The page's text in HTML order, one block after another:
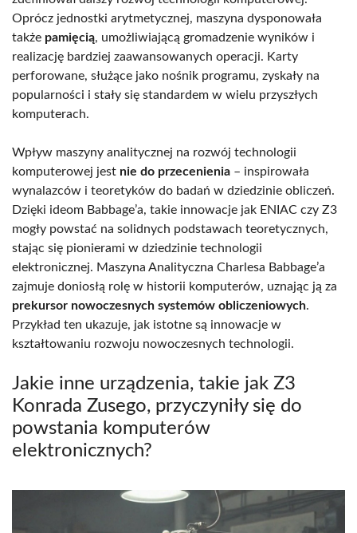
Oprócz jednostki arytmetycznej, maszyna dysponowała
także pamięcią, umożliwiającą gromadzenie wyników i
realizację bardziej zaawansowanych operacji. Karty
perforowane, służące jako nośnik programu, zyskały na
popularności i stały się standardem w wielu przyszłych
komputerach.
Wpływ maszyny analitycznej na rozwój technologii
komputerowej jest nie do przecenienia – inspirowała
wynalazców i teoretyków do badań w dziedzinie obliczeń.
Dzięki ideom Babbage’a, takie innowacje jak ENIAC czy Z3
mogły powstać na solidnych podstawach teoretycznych,
stając się pionierami w dziedzinie technologii
elektronicznej. Maszyna Analityczna Charlesa Babbage’a
zajmuje doniosłą rolę w historii komputerów, uznając ją za
prekursor nowoczesnych systemów obliczeniowych.
Przykład ten ukazuje, jak istotne są innowacje w
kształtowaniu rozwoju nowoczesnych technologii.
Jakie inne urządzenia, takie jak Z3
Konrada Zusego, przyczyniły się do
powstania komputerów
elektronicznych?